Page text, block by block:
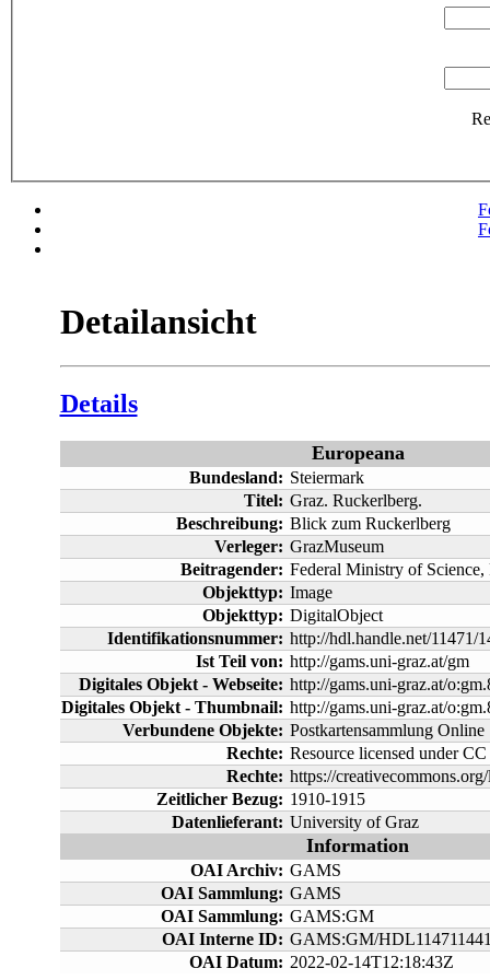
Detailansicht
Details
Europeana
Bundesland: Steiermark
Titel: Graz. Ruckerlberg.
Beschreibung: Blick zum Ruckerlberg
Verleger: GrazMuseum
Beitragender: Federal Ministry of Science,
Objekttyp: Image
Objekttyp: DigitalObject
Identifikationsnummer: http://hdl.handle.net/11471/
Ist Teil von: http://gams.uni-graz.at/gm
Digitales Objekt - Webseite: http://gams.uni-graz.at/
Digitales Objekt - Thumbnail: http://gams.uni-graz.at/
Verbundene Objekte: Postkartensammlung Online
Rechte: Resource licensed under
Rechte: https://
Zeitlicher Bezug: 1910-1915
Datenlieferant: University of Graz
Information
OAI Archiv: GAMS
OAI Sammlung: GAMS
OAI Sammlung: GAMS:GM
OAI Interne ID: GAMS:GM/
OAI Datum: 2022-02-14T12:18:43Z